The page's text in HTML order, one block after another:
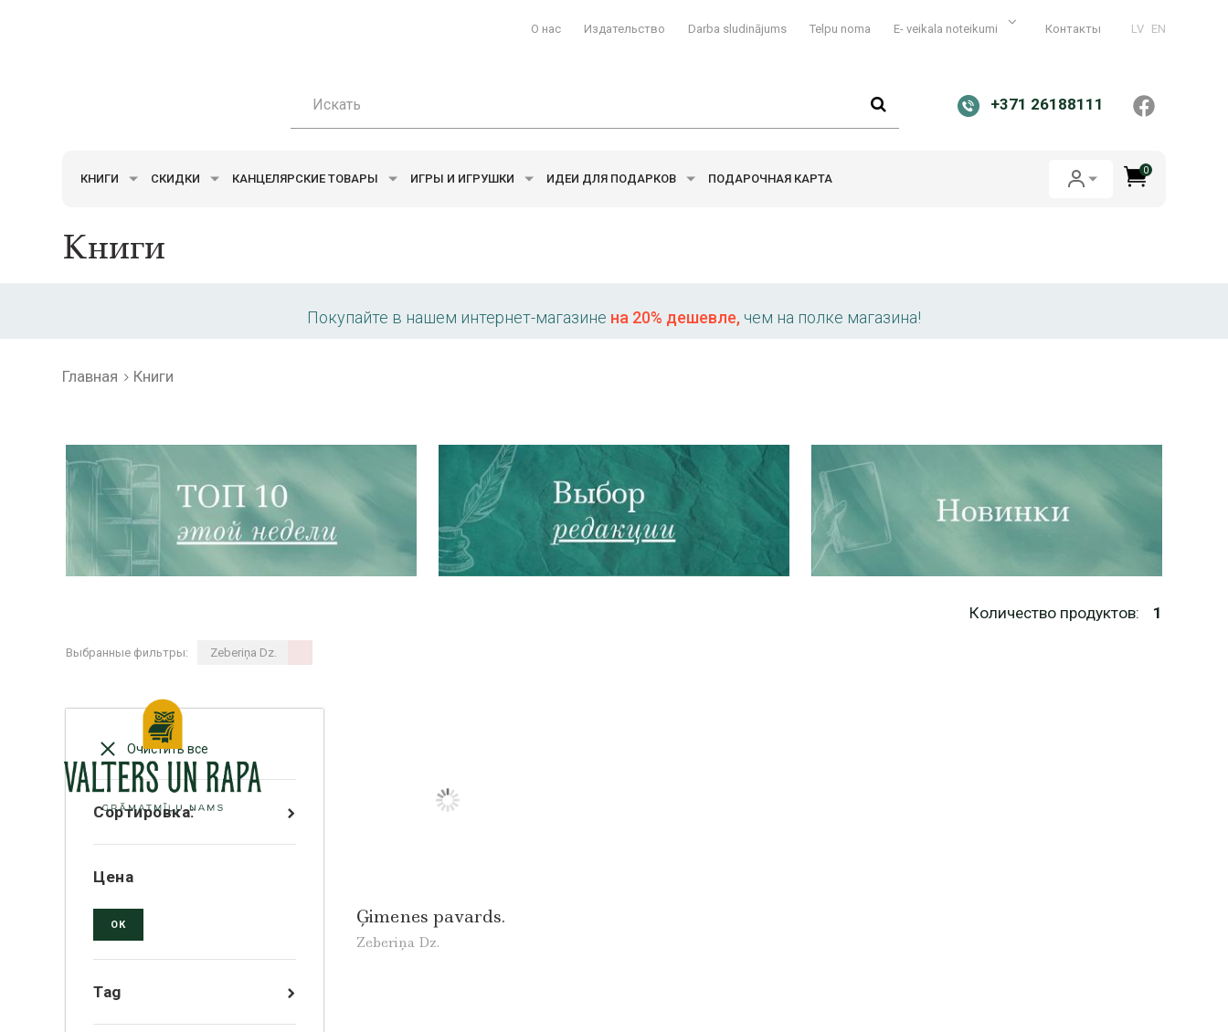
О нас Издательство Darba sludinājums Telpu noma E- veikala noteikumi Контакты LV EN
+371 26188111
КНИГИ СКИДКИ КАНЦЕЛЯРСКИЕ ТОВАРЫ ИГРЫ И ИГРУШКИ ИДЕИ ДЛЯ ПОДАРКОВ ПОДАРОЧНАЯ КАРТА
0
Книги
Покупайте в нашем интернет-магазине на 20% дешевле, чем на полке магазина!
Главная Книги
Количество продуктов: 1
Выбранные фильтры: Zeberiņa Dz.
Очистить все
Сортировка:
Цена
ОК
Tag
Ģimenes pavards.
Zeberiņa Dz.